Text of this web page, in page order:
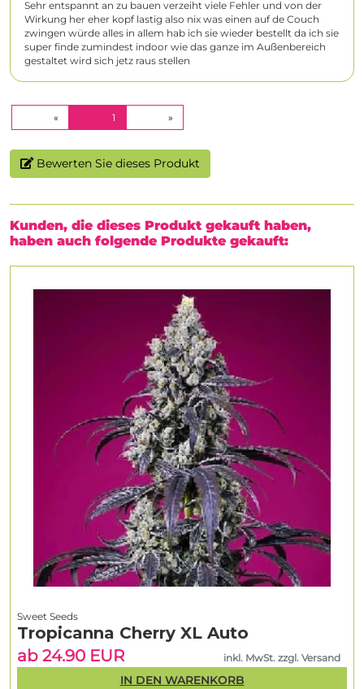
Sehr entspannt an zu bauen verzeiht viele Fehler und von der
Wirkung her eher kopf lastig also nix was einen auf de Couch
zwingen würde alles in allem hab ich sie wieder bestellt da ich sie
super finde zumindest indoor wie das ganze im Außenbereich
gestaltet wird sich jetz raus stellen
« 1 (CURRENT)»
Bewerten Sie dieses Produkt
Kunden, die dieses Produkt gekauft haben,
haben auch folgende Produkte gekauft:
Sweet Seeds
Tropicanna Cherry XL Auto
ab 24.90 EUR
inkl. MwSt. zzgl. Versand
IN DEN WARENKORB